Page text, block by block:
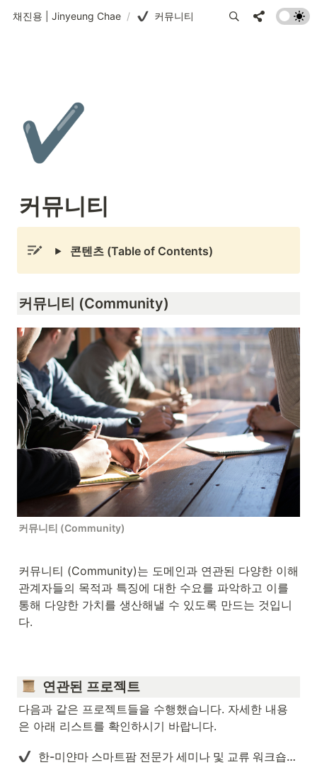
채진용 | Jinyeung Chae / 커뮤니티
✔️
커뮤니티
콘텐츠 (Table of Contents)
커뮤니티 (Community)
커뮤니티 (Community)
커뮤니티 (Community)는 도메인과 연관된 다양한 이해
관계자들의 목적과 특징에 대한 수요를 파악하고 이를
통해 다양한 가치를 생산해낼 수 있도록 만드는 것입니
다.
  연관된 프로젝트
다음과 같은 프로젝트들을 수행했습니다. 자세한 내용
은 아래 리스트를 확인하시기 바랍니다.
한-미얀마 스마트팜 전문가 세미나 및 교류 워크숍 발표 프로젝트